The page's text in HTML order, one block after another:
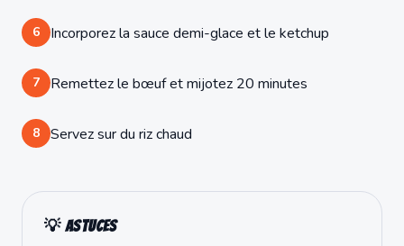
6 Incorporez la sauce demi-glace et le ketchup
7 Remettez le bœuf et mijotez 20 minutes
8 Servez sur du riz chaud
💡 Astuces